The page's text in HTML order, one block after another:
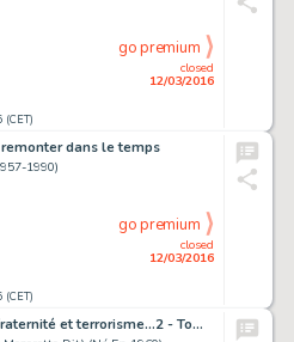
closed
12/03/2016
go premium
dans le temps
1990)
closed
12/03/2016
go premium
Sienna, Iraq, fraternité et terrorisme...2 - Tome 4